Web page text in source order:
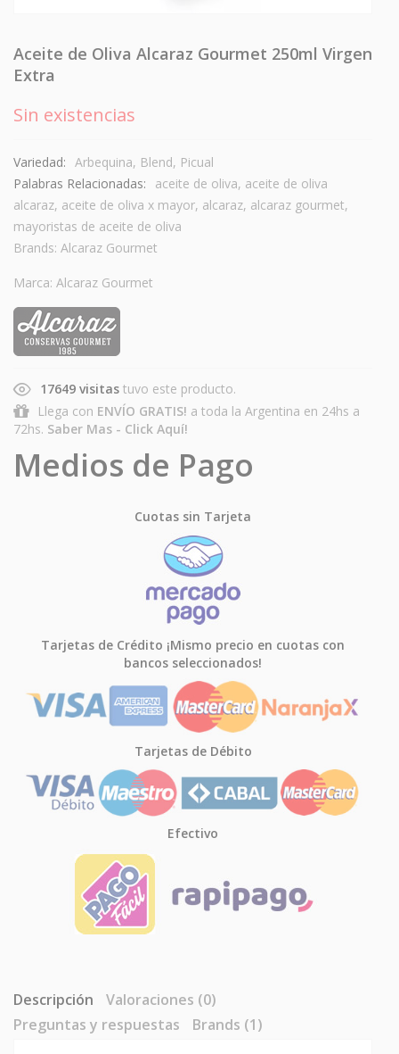
Aceite de Oliva Alcaraz Gourmet 250ml Virgen
Extra
Sin existencias
Variedad: Arbequina, Blend, Picual
Palabras Relacionadas:
aceite de oliva, aceite de oliva
alcaraz, aceite de oliva x mayor, alcaraz, alcaraz gourmet,
mayoristas de aceite de oliva
Brands: Alcaraz Gourmet
Marca: Alcaraz Gourmet
17649 visitas tuvo este producto.
Llega con ENVÍO GRATIS! a toda la Argentina en 24hs a
72hs. Saber Mas - Click Aquí!
Medios de Pago
Cuotas sin Tarjeta
Tarjetas de Crédito ¡Mismo precio en cuotas con
bancos seleccionados!
Tarjetas de Débito
Efectivo
Descripción
Valoraciones (0)
Preguntas y respuestas
Brands (1)